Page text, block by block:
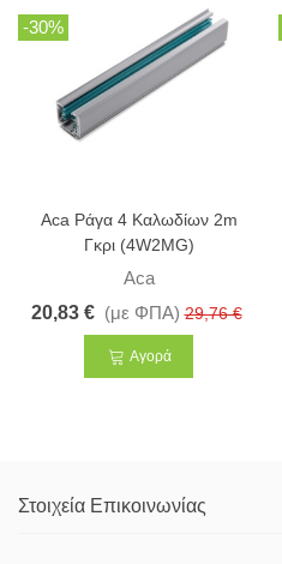
-30%
Aca Ράγα 4 Καλωδίων 2m
Γκρι (4W2MG)
Aca
20,83 € (με ΦΠΑ) 29,76 €
Αγορά
Στοιχεία Επικοινωνίας